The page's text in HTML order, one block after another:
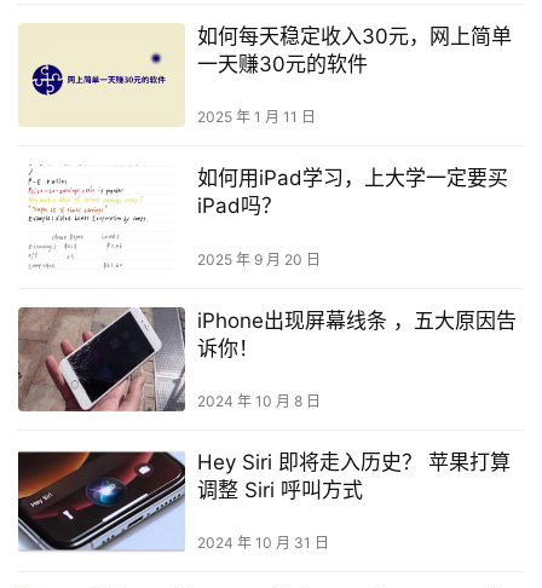
如何每天稳定收入30元，网上简单
一天赚30元的软件
2025 年 1 月 11 日
如何用iPad学习，上大学一定要买
iPad吗？
2025 年 9 月 20 日
iPhone出现屏幕线条 ，五大原因告
诉你！
2024 年 10 月 8 日
Hey Siri 即将走入历史？ 苹果打算
调整 Siri 呼叫方式
2024 年 10 月 31 日